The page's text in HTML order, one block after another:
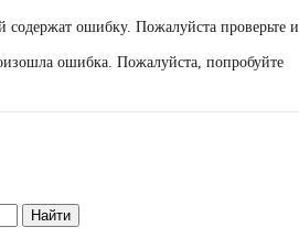
содержат ошибку. Пожалуйста проверьте и
ошибка. Пожалуйста, попробуйте